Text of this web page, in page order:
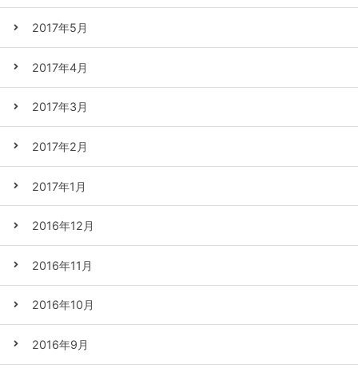
2017年5月
2017年4月
2017年3月
2017年2月
2017年1月
2016年12月
2016年11月
2016年10月
2016年9月